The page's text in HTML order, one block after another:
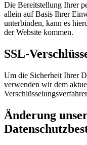
Die Bereitstellung Ihrer
allein auf Basis Ihrer
unterbinden, kann es
der Website kommen.
SSL-
Um die Sicherheit Ihrer
verwenden wir dem
Änderung